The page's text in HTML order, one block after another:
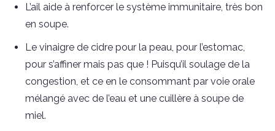
L’ail aide à renforcer le système immunitaire, très bon
en soupe.
Le vinaigre de cidre pour la peau, pour l’estomac,
pour s’affiner mais pas que ! Puisqu’il soulage de la
congestion, et ce en le consommant par voie orale
mélangé avec de l’eau et une cuillère à soupe de
miel.